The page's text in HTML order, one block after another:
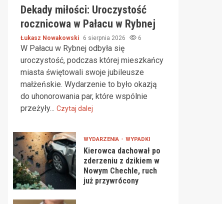
Dekady miłości: Uroczystość
rocznicowa w Pałacu w Rybnej
Łukasz Nowakowski 6 sierpnia 2026 6
W Pałacu w Rybnej odbyła się
uroczystość, podczas której mieszkańcy
miasta świętowali swoje jubileusze
małżeńskie. Wydarzenie to było okazją
do uhonorowania par, które wspólnie
przeżyły... Czytaj dalej
WYDARZENIA WYPADKI
Kierowca dachował po
zderzeniu z dzikiem w
Nowym Chechle, ruch
już przywrócony